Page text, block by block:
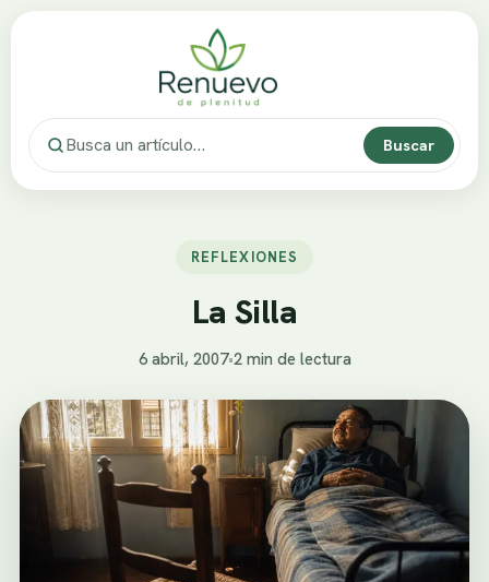
Buscar
REFLEXIONES
La Silla
6 abril, 2007•2 min de lectura